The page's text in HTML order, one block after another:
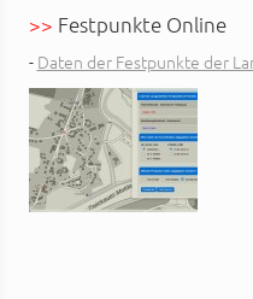
>> Festpunkte Online
- Daten der Festpunkte der